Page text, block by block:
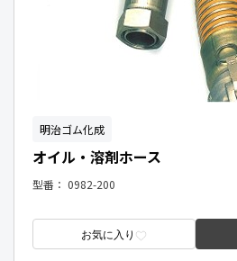
明治ゴム化成
オイル・溶剤ホース
型番： 0982-200
お気に入り